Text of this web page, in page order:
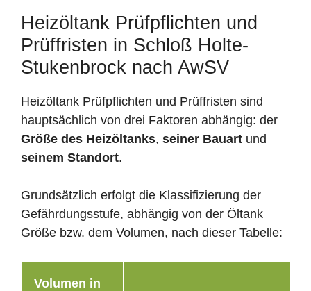
Heizöltank Prüfpflichten und
Prüffristen in Schloß Holte-
Stukenbrock nach AwSV
Heizöltank Prüfpflichten und Prüffristen sind
hauptsächlich von drei Faktoren abhängig: der
Größe des Heizöltanks, seiner Bauart und
seinem Standort.
Grundsätzlich erfolgt die Klassifizierung der
Gefährdungsstufe, abhängig von der Öltank
Größe bzw. dem Volumen, nach dieser Tabelle:
Volumen in